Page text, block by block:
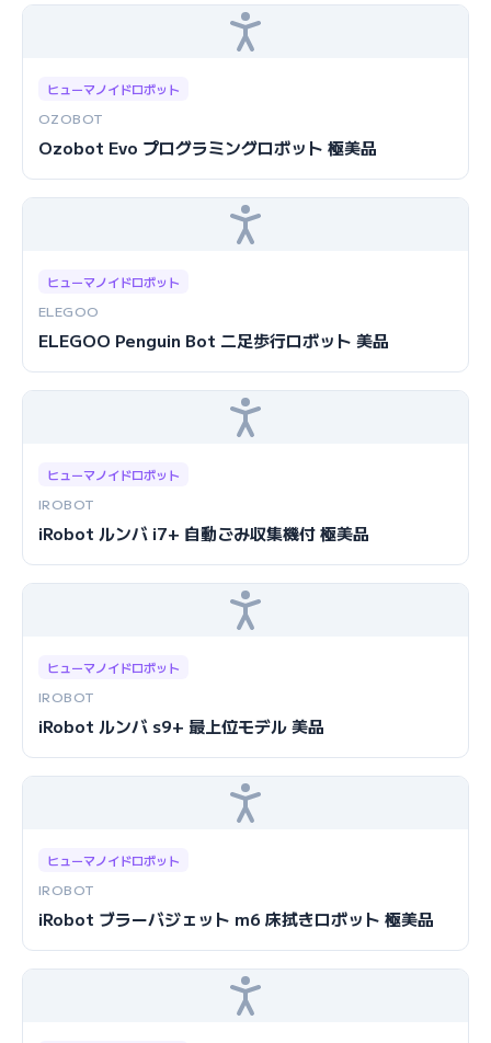
ヒューマノイドロボット
OZOBOT
Ozobot Evo プログラミングロボット 極美品
ヒューマノイドロボット
ELEGOO
ELEGOO Penguin Bot 二足歩行ロボット 美品
ヒューマノイドロボット
IROBOT
iRobot ルンバ i7+ 自動ごみ収集機付 極美品
ヒューマノイドロボット
IROBOT
iRobot ルンバ s9+ 最上位モデル 美品
ヒューマノイドロボット
IROBOT
iRobot ブラーバジェット m6 床拭きロボット 極美品